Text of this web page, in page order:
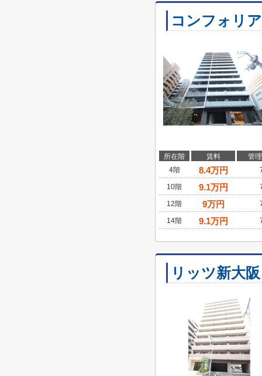
コンフォリ
所在階 賃料
管
4階
8.4万円
10階 9.1万円
12階 9万円
14階 9.1万円
リッツ新大阪